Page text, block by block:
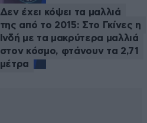
Δεν έχει κόψει τα μαλλιά
της από το 2015: Στο Γκίνες η
Ινδή με τα μακρύτερα μαλλιά
στον κόσμο, φτάνουν τα 2,71
μέτρα